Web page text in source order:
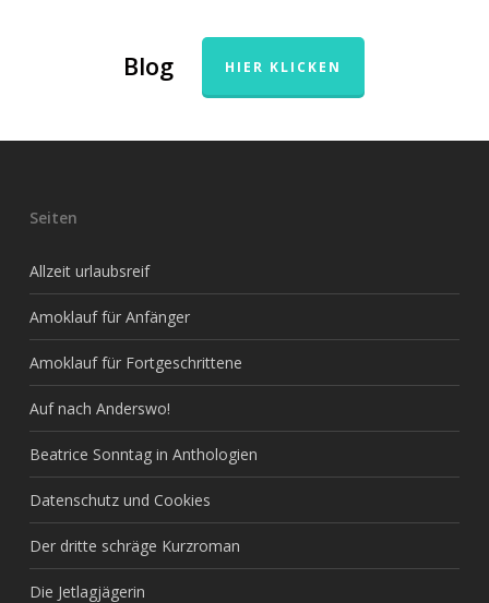
Blog HIER KLICKEN
Seiten
Allzeit urlaubsreif
Amoklauf für Anfänger
Amoklauf für Fortgeschrittene
Auf nach Anderswo!
Beatrice Sonntag in Anthologien
Datenschutz und Cookies
Der dritte schräge Kurzroman
Die Jetlagjägerin